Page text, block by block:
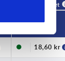
Tillgänglighet
18,60 kr